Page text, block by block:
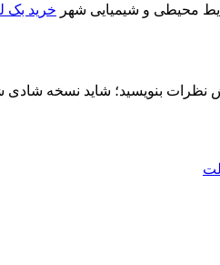
محیطی و شیمیایی شهر خرید بک
نظرات بنویسید؛ شاید نسخه